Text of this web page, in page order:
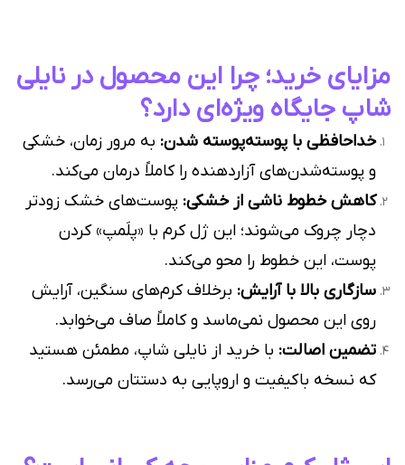
مزایای خرید؛ چرا این محصول در نایلی
شاپ جایگاه ویژه‌ای دارد؟
خداحافظی با پوسته‌پوسته شدن: به مرور زمان، خشکی
و پوسته‌شدن‌های آزاردهنده را کاملاً درمان می‌کند.
کاهش خطوط ناشی از خشکی: پوست‌های خشک زودتر
دچار چروک می‌شوند؛ این ژل کرم با «پلَمپ» کردن
پوست، این خطوط را محو می‌کند.
سازگاری بالا با آرایش: برخلاف کرم‌های سنگین، آرایش
روی این محصول نمی‌ماسد و کاملاً صاف می‌خوابد.
تضمین اصالت: با خرید از نایلی شاپ، مطمئن هستید
که نسخه باکیفیت و اروپایی به دستتان می‌رسد.